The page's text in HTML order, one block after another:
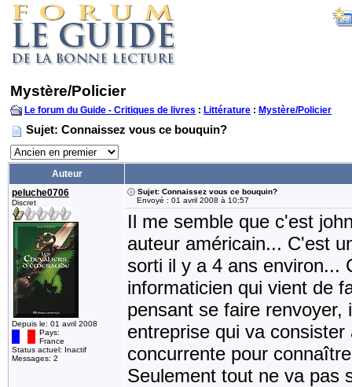
Mystère/Policier
Le forum du Guide - Critiques de livres : Littérature : Mystère/Policier
Sujet: Connaissez vous ce bouquin?
Auteur
peluche0706
Discret
Depuis le: 01 avril 2008
Pays:
France
Status actuel: Inactif
Messages: 2
Sujet: Connaissez vous ce bouquin?
Envoyé : 01 avril 2008 à 10:57
Il me semble que c'est
auteur américain... C'est
sorti il y a 4 ans environ...
informaticien qui vient de
pensant se faire
entreprise qui va
concurrente pour
Seulement tout ne va pas